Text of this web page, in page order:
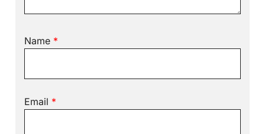
Name *
Email *